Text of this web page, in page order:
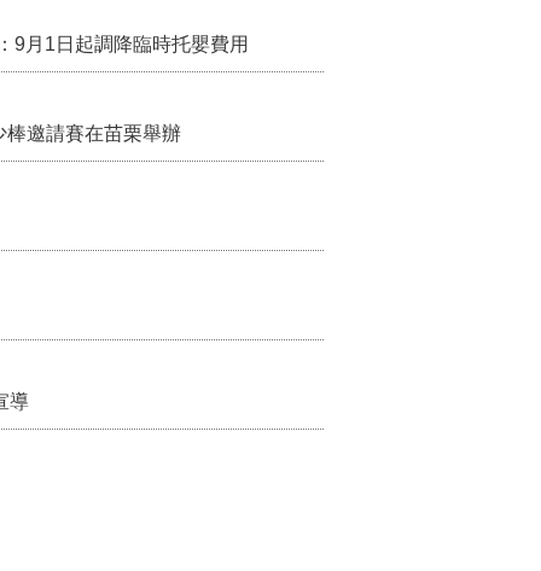
9月1日起調降臨時托嬰費用
邀請賽在苗栗舉辦
導